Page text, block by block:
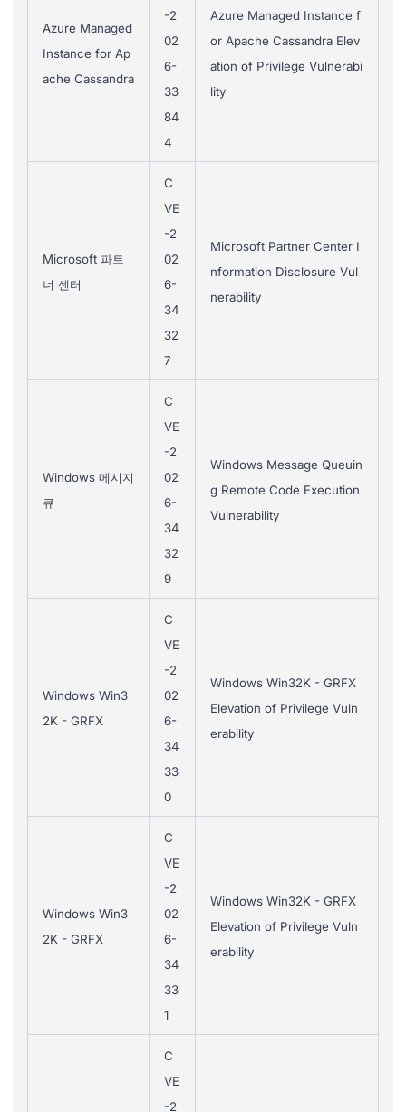
Azure Managed
Instance for Ap
ache Cassandra
-2
02
6-
33
84
4
Azure Managed Instance f
or Apache Cassandra Elev
ation of Privilege Vulnerabi
lity
Microsoft 파트
너 센터
C
VE
-2
02
6-
34
32
7
Microsoft Partner Center I
nformation Disclosure Vul
nerability
Windows 메시지
큐
C
VE
-2
02
6-
34
32
9
Windows Message Queuin
g Remote Code Execution
Vulnerability
Windows Win3
2K - GRFX
C
VE
-2
02
6-
34
33
0
Windows Win32K - GRFX
Elevation of Privilege Vuln
erability
Windows Win3
2K - GRFX
C
VE
-2
02
6-
34
33
1
Windows Win32K - GRFX
Elevation of Privilege Vuln
erability
C
VE
-2